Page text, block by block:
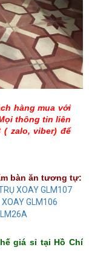
hàng mua với
thông tin liên
( zalo, viber) để
bàn ăn tương tự:
XOAY GLM107
GLM106
giá sỉ tại Hồ Chí